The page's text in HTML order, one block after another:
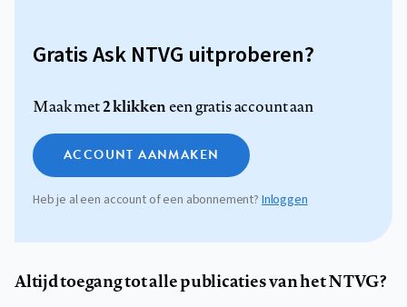
Gratis Ask NTVG uitproberen?
Maak met2 klikkeneen gratis account aan
ACCOUNT AANMAKEN
Heb je al een account of een abonnement? Inloggen
Altijd toegang tot alle publicaties van het NTVG?